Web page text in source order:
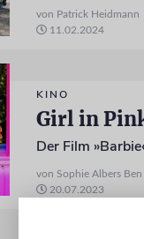
von Patrick Heidmann
11.02.2024
KINO
Girl in
Der Film
von Sophie Albers Ben
20.07.2023